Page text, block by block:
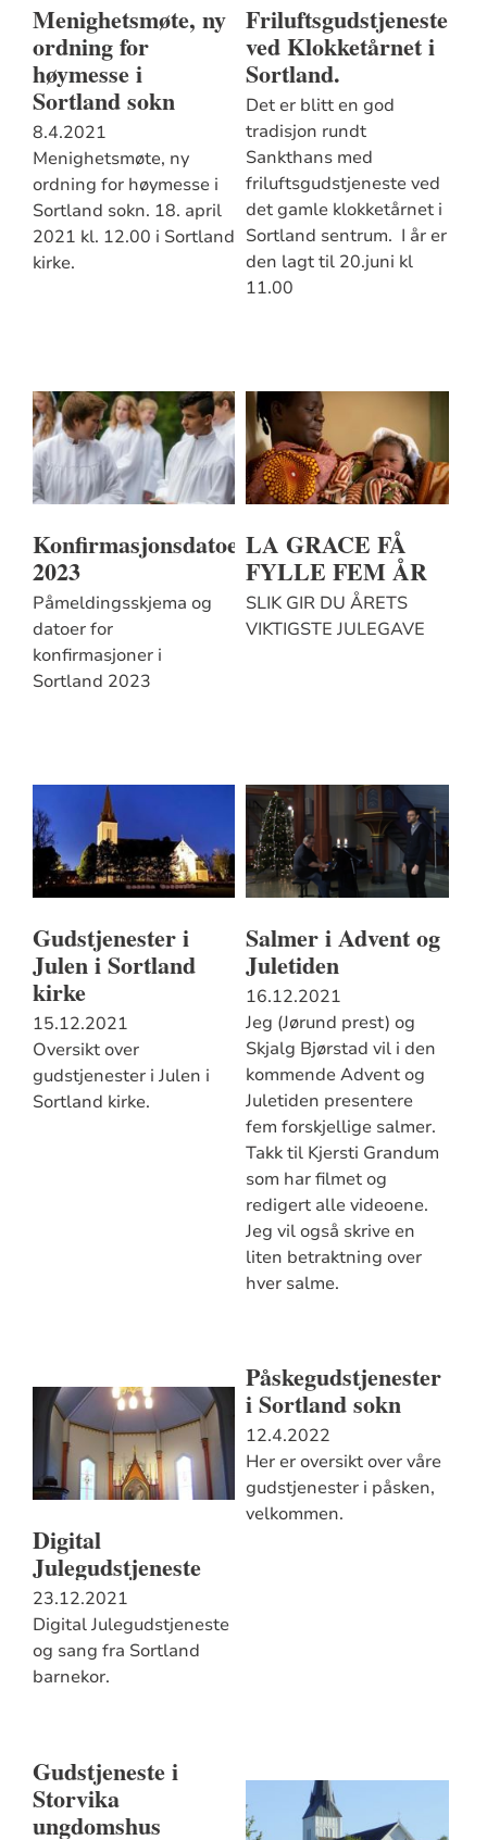
Menighetsmøte, ny
ordning for
høymesse i
Sortland sokn
8.4.2021
Menighetsmøte, ny
ordning for høymesse i
Sortland sokn. 18. april
2021 kl. 12.00 i Sortland
kirke.
Friluftsgudstjeneste
ved Klokketårnet i
Sortland.
Det er blitt en god
tradisjon rundt
Sankthans med
friluftsgudstjeneste ved
det gamle klokketårnet i
Sortland sentrum. I år er
den lagt til 20.juni kl
11.00
Konfirmasjonsdatoer
2023
Påmeldingsskjema og
datoer for
konfirmasjoner i
Sortland 2023
LA GRACE FÅ
FYLLE FEM ÅR
SLIK GIR DU ÅRETS
VIKTIGSTE JULEGAVE
Gudstjenester i
Julen i Sortland
kirke
15.12.2021
Oversikt over
gudstjenester i Julen i
Sortland kirke.
Salmer i Advent og
Juletiden
16.12.2021
Jeg (Jørund prest) og
Skjalg Bjørstad vil i den
kommende Advent og
Juletiden presentere
fem forskjellige salmer.
Takk til Kjersti Grandum
som har filmet og
redigert alle videoene.
Jeg vil også skrive en
liten betraktning over
hver salme.
Digital
Julegudstjeneste
23.12.2021
Digital Julegudstjeneste
og sang fra Sortland
barnekor.
Påskegudstjenester
i Sortland sokn
12.4.2022
Her er oversikt over våre
gudstjenester i påsken,
velkommen.
Gudstjeneste i
Storvika
ungdomshus